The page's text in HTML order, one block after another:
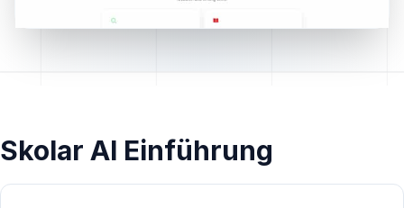
Skolar AI Einführung